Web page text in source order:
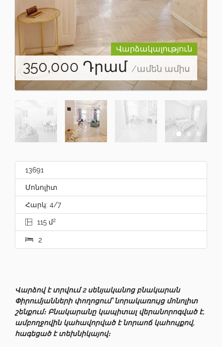
Վարձակալություն
350,000 Դրամ /ամեն ամիս
13691
Մոնոլիտ
Հարկ: 4/7
115 մ2
2
Վարձով է տրվում 2 սենյականոց բնակարան
Փիրումյանների փողոցում՝ նորակառույց մոնոլիտ
շենքում։ Բնակարանը կապիտալ վերանորոգված է,
ամբողջովին կահավորված է նորաոճ կահույքով,
հագեցած է տեխնիկայով։